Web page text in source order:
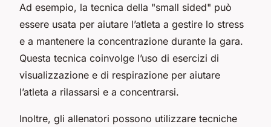
Ad esempio, la tecnica della "small sided" può
essere usata per aiutare l’atleta a gestire lo stress
e a mantenere la concentrazione durante la gara.
Questa tecnica coinvolge l’uso di esercizi di
visualizzazione e di respirazione per aiutare
l’atleta a rilassarsi e a concentrarsi.
Inoltre, gli allenatori possono utilizzare tecniche